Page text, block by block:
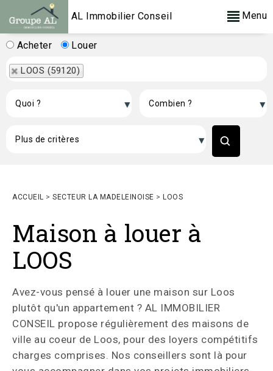
AL Immobilier Conseil Menu
Acheter Louer
LOOS (59120)
ACCUEIL > SECTEUR LA MADELEINOISE > LOOS
Maison à louer à
LOOS
Avez-vous pensé à louer une maison sur Loos
plutôt qu'un appartement ? AL IMMOBILIER
CONSEIL propose régulièrement des maisons de
ville au coeur de Loos, pour des loyers compétitifs
charges comprises. Nos conseillers sont là pour